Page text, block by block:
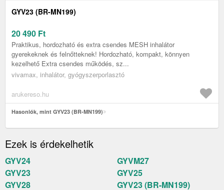
GYV23 (BR-MN199)
20 490 Ft
Praktikus, hordozható és extra csendes MESH inhalátor
gyerekeknek és felnőtteknek! Hordozható, kompakt, könnyen
kezelhető Extra csendes működés, sz...
vivamax, inhalátor, gyógyszerporlasztó
arukereso.hu
Hasonlók, mint GYV23 (BR-MN199)
Ezek is érdekelhetik
GYV24
GYVM27
GYV23
GYV25
GYV28
GYV23 (BR-MN199)